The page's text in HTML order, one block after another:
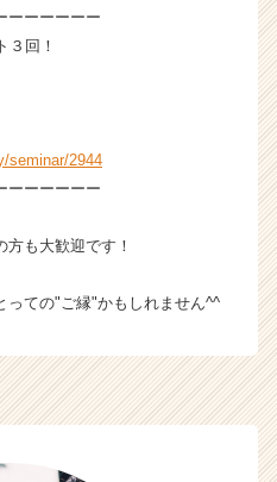
ーーーーーー
３回！
seminar/2944
ーーーーーー
も大歓迎です！
っての"ご縁"かもしれません^^